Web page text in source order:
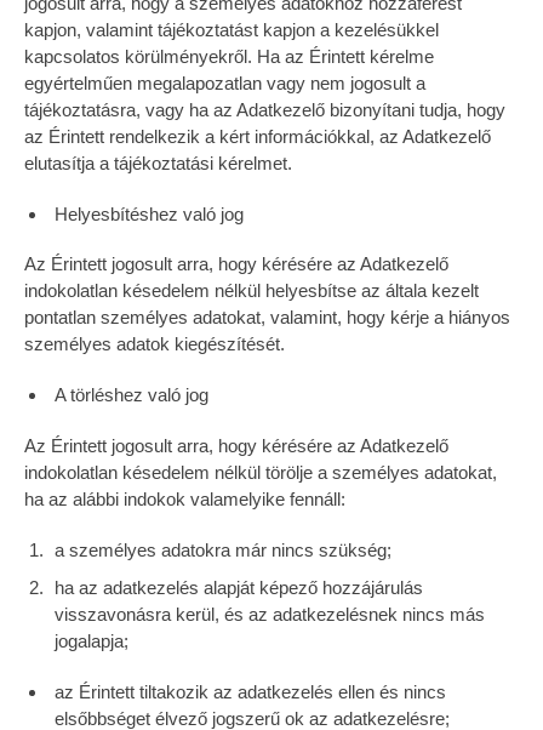
kapjon, valamint tájékoztatást kapjon a kezelésükkel
kapcsolatos körülményekről. Ha az Érintett kérelme
egyértelműen megalapozatlan vagy nem jogosult a
tájékoztatásra, vagy ha az Adatkezelő bizonyítani tudja, hogy
az Érintett rendelkezik a kért információkkal, az Adatkezelő
elutasítja a tájékoztatási kérelmet.
Helyesbítéshez való jog
Az Érintett jogosult arra, hogy kérésére az Adatkezelő
indokolatlan késedelem nélkül helyesbítse az általa kezelt
pontatlan személyes adatokat, valamint, hogy kérje a hiányos
személyes adatok kiegészítését.
A törléshez való jog
Az Érintett jogosult arra, hogy kérésére az Adatkezelő
indokolatlan késedelem nélkül törölje a személyes adatokat,
ha az alábbi indokok valamelyike fennáll:
a személyes adatokra már nincs szükség;
ha az adatkezelés alapját képező hozzájárulás
visszavonásra kerül, és az adatkezelésnek nincs más
jogalapja;
az Érintett tiltakozik az adatkezelés ellen és nincs
elsőbbséget élvező jogszerű ok az adatkezelésre;